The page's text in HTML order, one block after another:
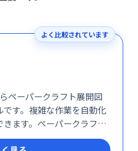
よく比較されています
ペーパークラフト展開図
す。複雑な作業を自動化
ます。ペーパークラフト
高めるお手伝いをします。